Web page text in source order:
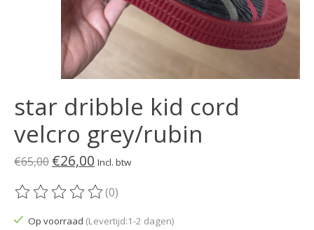
star dribble kid cord
velcro grey/rubin
€65,00 €26,00 Incl. btw
De beoordeling van dit product is
(0)
Op voorraad (Levertijd:1-2 dagen)